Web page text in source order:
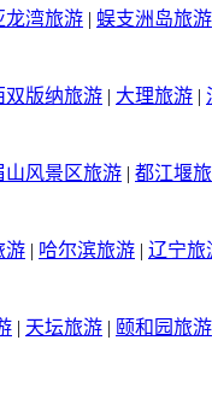
龙湾旅游 | 蜈支洲岛旅游
双版纳旅游 | 大理旅游 |
山风景区旅游 | 都江堰
游 | 哈尔滨旅游 | 辽宁旅
| 天坛旅游 | 颐和园旅游